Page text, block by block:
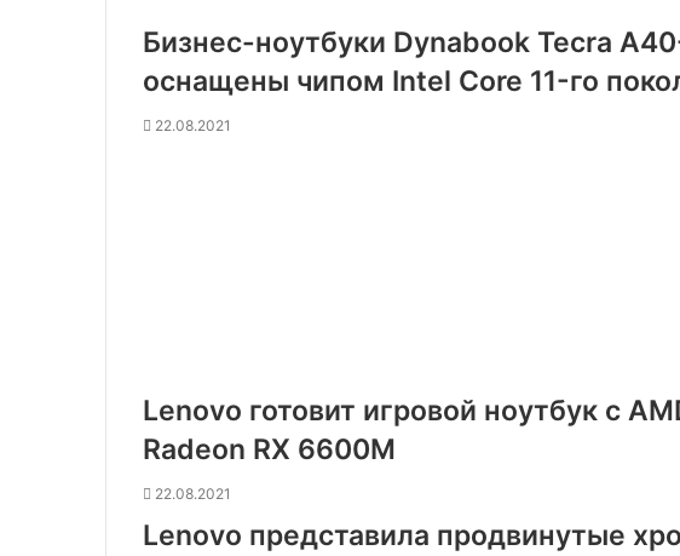
Бизнес-ноутбуки Dynabook Tecra
оснащены чипом Intel Core 11-го
22.08.2021
Lenovo готовит игровой ноутбук с
Radeon RX 6600M
22.08.2021
Lenovo представила продвинутые